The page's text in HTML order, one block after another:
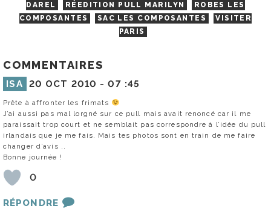
DAREL
RÉEDITION PULL MARILYN
ROBES LES
COMPOSANTES
SAC LES COMPOSANTES
VISITER
PARIS
COMMENTAIRES
ISA 20 OCT 2010 -07 :45
Prête à affronter les frimats
J’ai aussi pas mal lorgné sur ce pull mais avait renoncé car il me
paraissait trop court et ne semblait pas correspondre à l’idée du pull
irlandais que je me fais. Mais tes photos sont en train de me faire
changer d’avis ..
Bonne journée !
0
RÉPONDRE